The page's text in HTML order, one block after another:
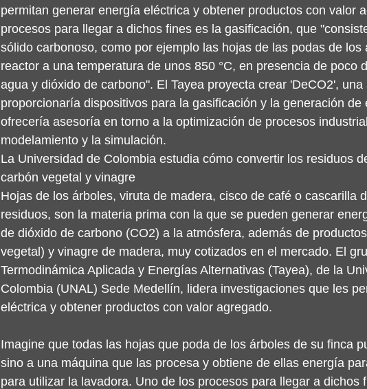
permitan generar energía eléctrica y obtener productos con valor
procesos para llegar a dichos fines es la gasificación, que
sólido carbonoso, como por ejemplo las hojas de las podas de los
reactor a una temperatura de unos 850 °C, en presencia de poco
agua y dióxido de carbono". El Tayea proyecta crear 'DeCO2', una
proporcionaría dispositivos para la gasificación y la generación de
ofrecería asesoría en torno a la optimización de procesos
modelamiento y la simulación.
La Universidad de Colombia estudia cómo convertir los residuos
carbón vegetal y vinagre
Hojas de los árboles, viruta de madera, cisco de café o cascarilla
residuos, son la materia prima con la que se pueden generar
de dióxido de carbono (CO2) a la atmósfera, además de
vegetal) y vinagre de madera, muy cotizados en el mercado. El
Termodinámica Aplicada y Energías Alternativas (Tayea), de la
Colombia (UNAL) Sede Medellín, lidera investigaciones que les
eléctrica y obtener productos con valor agregado.
Imagine que todas las hojas que poda de los árboles de su finca
sino a una máquina que las procesa y obtiene de ellas energía
para utilizar la lavadora. Uno de los procesos para llegar a dichos